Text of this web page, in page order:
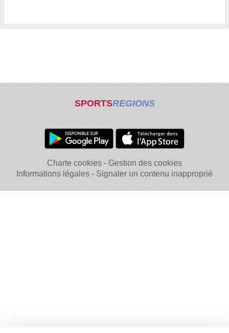
SPORTSREGIONS
Charte cookies
Gestion des cookies
Informations légales
Signaler un contenu inapproprié